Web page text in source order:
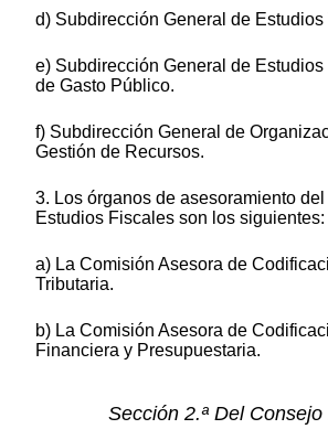
d) Subdirección General de Estudios
e) Subdirección General de
de Gasto Público.
f) Subdirección General de
Gestión de Recursos.
3. Los órganos de asesoramiento
Estudios Fiscales son los siguientes:
a) La Comisión Asesora de
Tributaria.
b) La Comisión Asesora de
Financiera y Presupuestaria.
Sección 2.ª Del